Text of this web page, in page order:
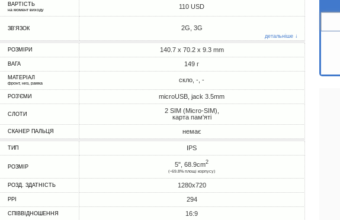
ВАРТІСТЬ
на момент виходу 110 USD
ЗВ'ЯЗОК 2G, 3G
детальніше ↓
РОЗМІРИ 140.7 x 70.2 x 9.3 mm
ВАГА 149 г
МАТЕРІАЛ
фронт, низ, рамка скло, -, -
РОЗ'ЄМИ microUSB, jack 3.5mm
СЛОТИ
2 SIM (Micro-SIM),
карта пам'яті
СКАНЕР ПАЛЬЦЯ немає
ТИП IPS
РОЗМІР 5", 68.9cm2
(~69.8% площі корпусу)
РОЗД. ЗДАТНІСТЬ 1280x720
PPI 294
СПІВВІДНОШЕННЯ 16:9